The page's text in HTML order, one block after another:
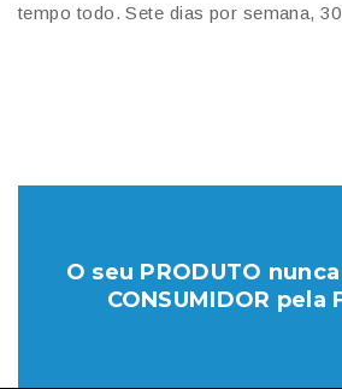
tempo todo. Sete dias por semana,
O seu PRODUTO
CONSUMIDOR pela